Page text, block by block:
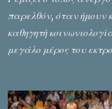
παρελθόν, όταν ήμουν
καθηγητή
μεγάλο μέρος του